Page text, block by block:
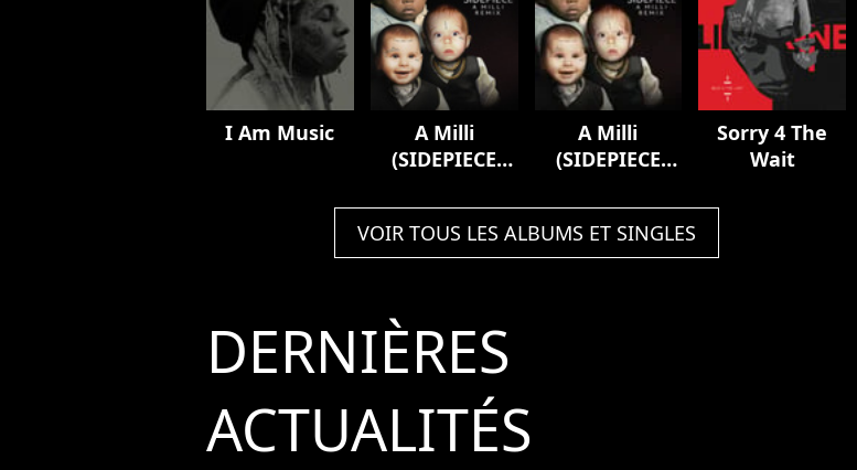
I Am Music
A Milli
(SIDEPIECE
A Milli
(SIDEPIECE
Sorry 4 The
Wait
VOIR TOUS LES ALBUMS ET SINGLES
DERNIÈRES
ACTUALITÉS